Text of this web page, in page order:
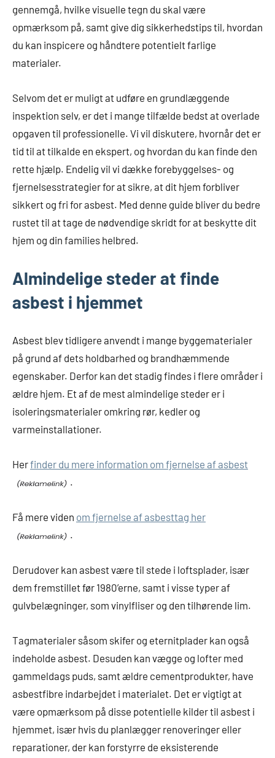
gennemgå, hvilke visuelle tegn du skal være
opmærksom på, samt give dig sikkerhedstips til, hvordan
du kan inspicere og håndtere potentielt farlige
materialer.
Selvom det er muligt at udføre en grundlæggende
inspektion selv, er det i mange tilfælde bedst at overlade
opgaven til professionelle. Vi vil diskutere, hvornår det er
tid til at tilkalde en ekspert, og hvordan du kan finde den
rette hjælp. Endelig vil vi dække forebyggelses- og
fjernelsesstrategier for at sikre, at dit hjem forbliver
sikkert og fri for asbest. Med denne guide bliver du bedre
rustet til at tage de nødvendige skridt for at beskytte dit
hjem og din families helbred.
Almindelige steder at finde
asbest i hjemmet
Asbest blev tidligere anvendt i mange byggematerialer
på grund af dets holdbarhed og brandhæmmende
egenskaber. Derfor kan det stadig findes i flere områder i
ældre hjem. Et af de mest almindelige steder er i
isoleringsmaterialer omkring rør, kedler og
varmeinstallationer.
Herfinder du mere information om fjernelse af asbest
.
Få mere viden om fjernelse af asbesttag her
.
Derudover kan asbest være til stede i loftsplader, især
dem fremstillet før 1980’erne, samt i visse typer af
gulvbelægninger, som vinylfliser og den tilhørende lim.
Tagmaterialer såsom skifer og eternitplader kan også
indeholde asbest. Desuden kan vægge og lofter med
gammeldags puds, samt ældre cementprodukter, have
asbestfibre indarbejdet i materialet. Det er vigtigt at
være opmærksom på disse potentielle kilder til asbest i
hjemmet, især hvis du planlægger renoveringer eller
reparationer, der kan forstyrre de eksisterende